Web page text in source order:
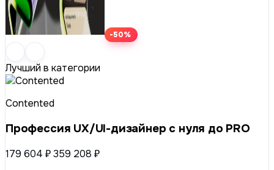
-50%
Лучший в категории
Contented
Профессия UX/UI-дизайнер с нуля до PRO
179 604 ₽359 208 ₽